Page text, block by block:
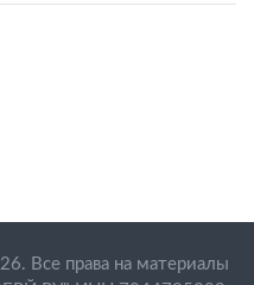
Все права на материалы